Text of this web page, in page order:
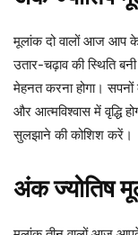
मूलांक दो वालों आज आप के
उतार-चढ़ाव की स्थिति
मेहनत करना होगा।
और आत्मविश्वास में वृद्धि
सुलझाने की कोशिश करें।
अंक ज्योतिष